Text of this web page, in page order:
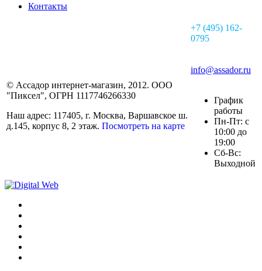
Контакты
© Ассадор интернет-магазин, 2012. ООО
"Пиксел", ОГРН 1117746266330
Наш адрес: 117405, г. Москва, Варшавское ш.
д.145, корпус 8, 2 этаж. Посмотреть на карте
+7 (495) 162-
0795
info@assador.ru
График
работы
Пн-Пт: с
10:00 до
19:00
Сб-Вс:
Выходной